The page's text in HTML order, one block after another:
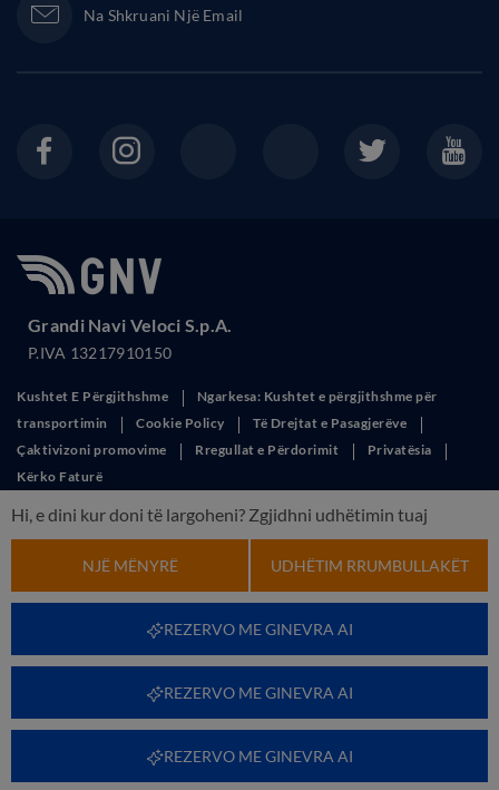
Hi, e dini kur doni të largoheni? Zgjidhni udhëtimin tuaj
NJË MËNYRË UDHËTIM RRUMBULLAKËT
REZERVO ME GINEVRA AI
REZERVO ME GINEVRA AI
REZERVO ME GINEVRA AI
Na Shkruani Një Email
Grandi Navi Veloci S.p.A.
P.IVA 13217910150
Kushtet E Përgjithshme
Ngarkesa: Kushtet e përgjithshme për
transportimin
Cookie Policy
Të Drejtat e Pasagjerëve
Çaktivizoni promovime
Rregullat e Përdorimit
Privatësia
Kërko Faturë
This site is protected by reCAPTCHA and the GooglePrivacy Policy
Terms of Service